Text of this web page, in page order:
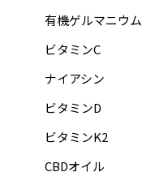
有機ゲルマニウム
ビタミンC
ナイアシン
ビタミンD
ビタミンK2
CBDオイル